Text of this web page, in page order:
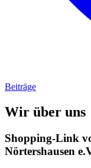
Beiträge
Wir über uns
Shopping-Link
Nörtershausen